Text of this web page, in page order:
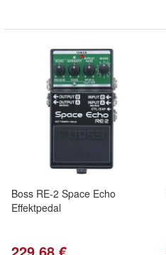
Boss RE-2 Space Echo
Effektpedal